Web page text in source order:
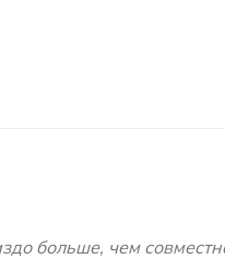
больше, чем